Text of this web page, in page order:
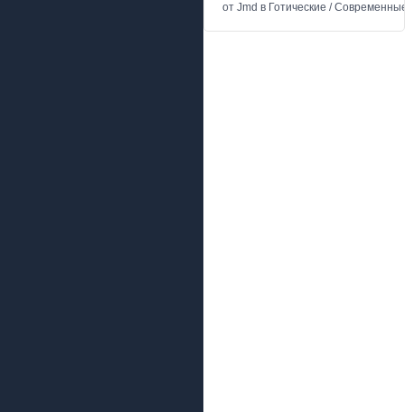
от Jmd в Готические /